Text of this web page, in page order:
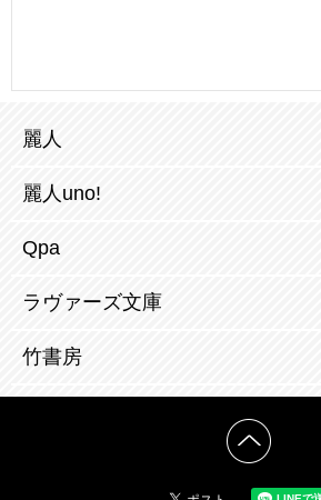
麗人
麗人uno!
Qpa
ラヴァーズ文庫
竹書房